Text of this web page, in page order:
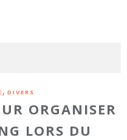
, DIVERS
ORGANISER
LORS DU